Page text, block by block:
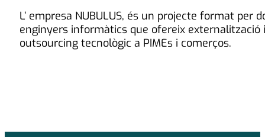
L’ empresa NUBULUS, és un projecte format per
enginyers informàtics que ofereix externalització i
outsourcing tecnològic a PIMEs i comerços.